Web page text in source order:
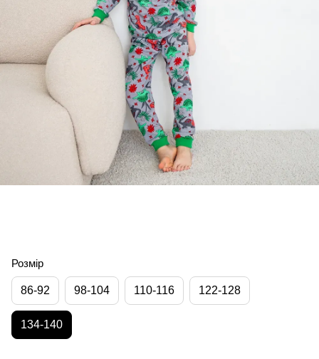
Розмір
86-92 98-104 110-116 122-128
134-140